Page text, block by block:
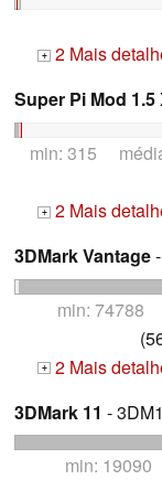
+ 2 Mais
Super Pi Mod 1.5
min: 315
+ 2 Mais
3DMark Vantage
min:
+ 2 Mais
3DMark 11 -
min: